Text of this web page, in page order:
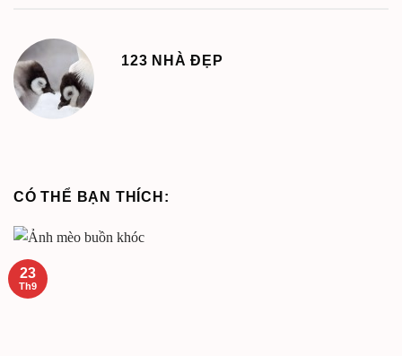
123 NHÀ ĐẸP
CÓ THỂ BẠN THÍCH:
23
Th9